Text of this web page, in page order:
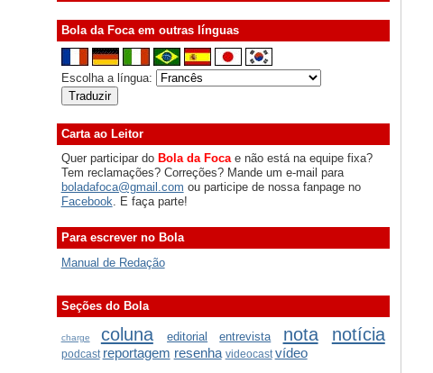
Bola da Foca em outras línguas
Escolha a língua:
Carta ao Leitor
Quer participar do Bola da Focae não está na equipe fixa?
Tem reclamações? Correções? Mande um e-mail para
boladafoca@gmail.com ou participe de nossa fanpage no
Facebook . E faça parte!
Para escrever no Bola
Manual de Redação
Seções do Bola
charge coluna editorial entrevista nota notícia
podcast reportagem resenha videocast vídeo